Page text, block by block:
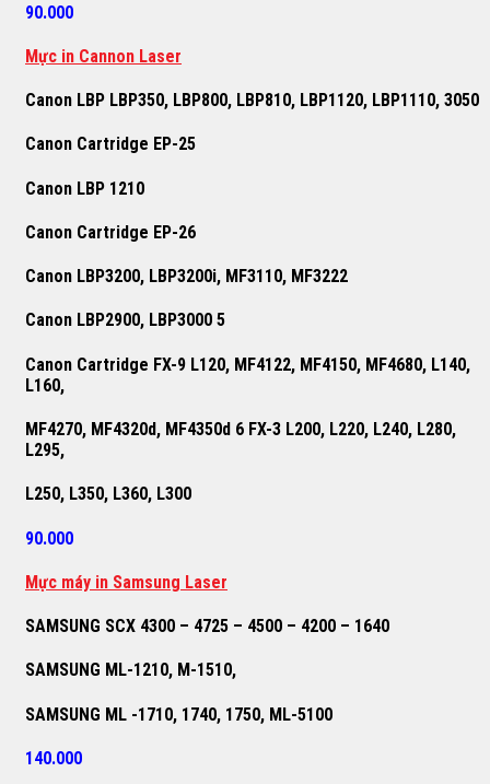
90.000
Mực in Cannon Laser
Canon LBP LBP350, LBP800, LBP810, LBP1120, LBP1110, 3050
Canon Cartridge EP-25
Canon LBP 1210
Canon Cartridge EP-26
Canon LBP3200, LBP3200i, MF3110, MF3222
Canon LBP2900, LBP3000 5
Canon Cartridge FX-9 L120, MF4122, MF4150, MF4680, L140,
L160,
MF4270, MF4320d, MF4350d 6 FX-3 L200, L220, L240, L280,
L295,
L250, L350, L360, L300
90.000
Mực máy in Samsung Laser
SAMSUNG SCX 4300 – 4725 – 4500 – 4200 – 1640
SAMSUNG ML-1210, M-1510,
SAMSUNG ML -1710, 1740, 1750, ML-5100
140.000